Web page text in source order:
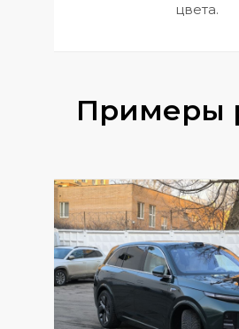
цвета.
Примеры